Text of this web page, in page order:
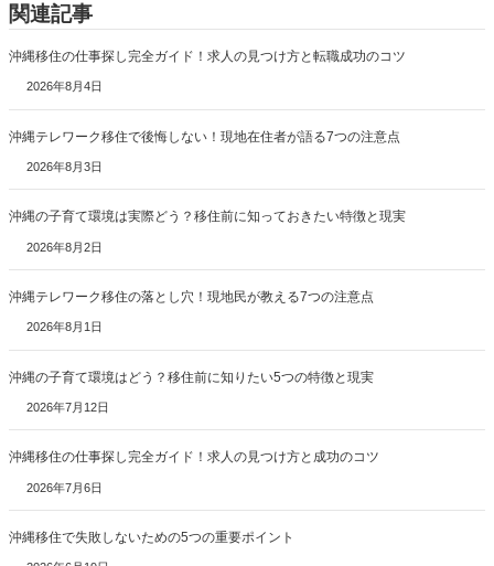
関連記事
沖縄移住の仕事探し完全ガイド！求人の見つけ方と転職成功のコツ
2026年8月4日
沖縄テレワーク移住で後悔しない！現地在住者が語る7つの注意点
2026年8月3日
沖縄の子育て環境は実際どう？移住前に知っておきたい特徴と現実
2026年8月2日
沖縄テレワーク移住の落とし穴！現地民が教える7つの注意点
2026年8月1日
沖縄の子育て環境はどう？移住前に知りたい5つの特徴と現実
2026年7月12日
沖縄移住の仕事探し完全ガイド！求人の見つけ方と成功のコツ
2026年7月6日
沖縄移住で失敗しないための5つの重要ポイント